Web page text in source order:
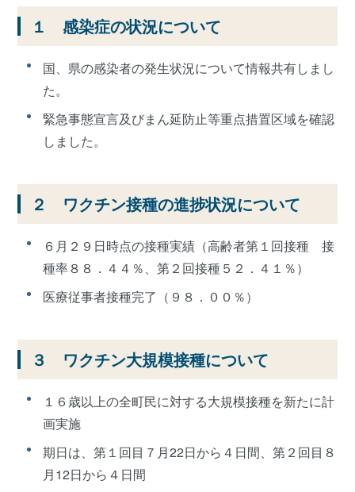
１ 感染症の状況について
国、県の感染者の発生状況について情報共有しまし
た。
緊急事態宣言及びまん延防止等重点措置区域を確認
しました。
２ ワクチン接種の進捗状況について
６月２９日時点の接種実績（高齢者第１回接種 接
種率８８．４４％、第２回接種５２．４１％）
医療従事者接種完了（９８．００％）
３ ワクチン大規模接種について
１６歳以上の全町民に対する大規模接種を新たに計
画実施
期日は、第１回目７月22日から４日間、第２回目８
月12日から４日間